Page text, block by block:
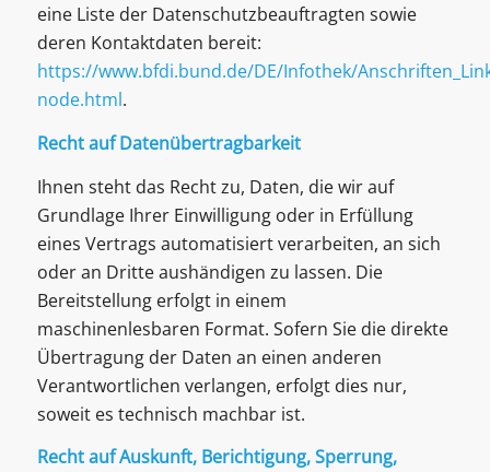
eine Liste der Datenschutzbeauftragten sowie
deren Kontaktdaten bereit:
https://www.bfdi.bund.de/DE/Infothek/
node.html.
Recht auf Datenübertragbarkeit
Ihnen steht das Recht zu, Daten, die wir auf
Grundlage Ihrer Einwilligung oder in Erfüllung
eines Vertrags automatisiert verarbeiten, an sich
oder an Dritte aushändigen zu lassen. Die
Bereitstellung erfolgt in einem
maschinenlesbaren Format. Sofern Sie die direkte
Übertragung der Daten an einen anderen
Verantwortlichen verlangen, erfolgt dies nur,
soweit es technisch machbar ist.
Recht auf Auskunft, Berichtigung, Sperrung,